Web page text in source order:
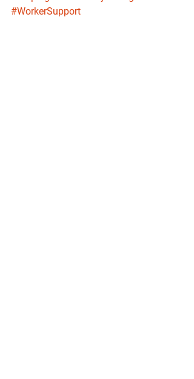
#WorkerSupport